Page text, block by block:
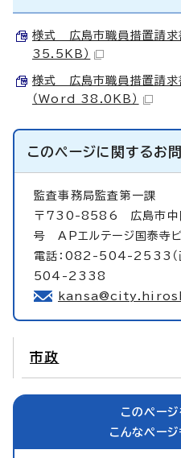
様式 広島市職員措置請
35.5KB）
様式 広島市職員措置請求
（Word 38.0KB）
このページに関するお
監査事務局監査第一課
〒730-8586 広島市中
号 APエルテージ国泰寺
電話：082-504-2533（
504-2338
市政
このペー
こんなペー